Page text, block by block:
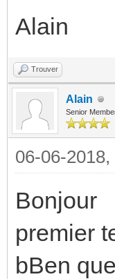
Alain
Trouver
Alain
Senior
06-06-
Bonjour
premier
bBen